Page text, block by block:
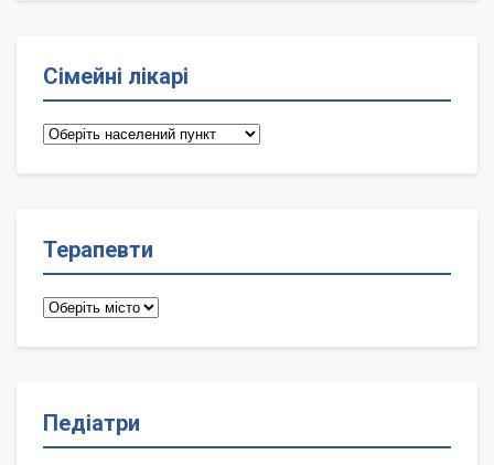
Сімейні лікарі
Сімейні
Терапевти
Терапевти
Педіатри